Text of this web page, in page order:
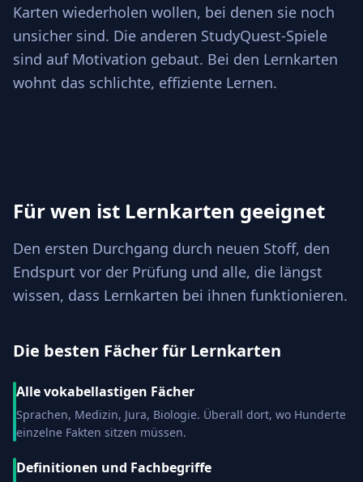
Karten wiederholen wollen, bei denen sie noch
unsicher sind. Die anderen StudyQuest-Spiele
sind auf Motivation gebaut. Bei den Lernkarten
wohnt das schlichte, effiziente Lernen.
Für wen ist Lernkarten geeignet
Den ersten Durchgang durch neuen Stoff, den
Endspurt vor der Prüfung und alle, die längst
wissen, dass Lernkarten bei ihnen funktionieren.
Die besten Fächer für Lernkarten
Alle vokabellastigen Fächer
Sprachen, Medizin, Jura, Biologie. Überall dort, wo Hunderte
einzelne Fakten sitzen müssen.
Definitionen und Fachbegriffe